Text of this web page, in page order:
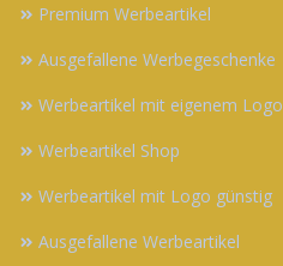
Premium Werbeartikel
Ausgefallene Werbegeschenke
Werbeartikel mit eigenem Logo
Werbeartikel Shop
Werbeartikel mit Logo günstig
Ausgefallene Werbeartikel